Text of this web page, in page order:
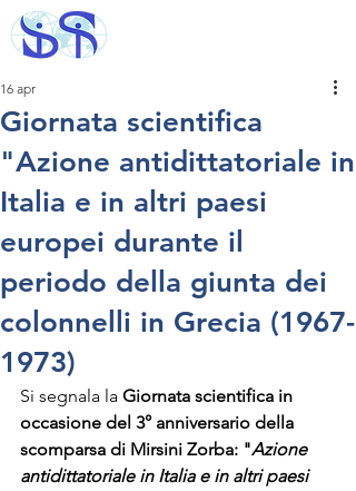
Giornata scientifica
"Azione antidittatoriale in
Italia e in altri paesi
europei durante il
periodo della giunta dei
colonnelli in Grecia (1967-
1973)
16 apr
Si segnala la Giornata scientifica in
occasione del 3° anniversario della
scomparsa di Mirsini Zorba: "Azione
antidittatoriale in Italia e in altri paesi